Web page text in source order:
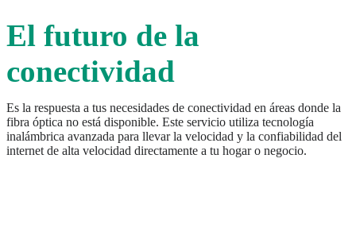
El futuro de la
conectividad
Es la respuesta a tus necesidades de conectividad en áreas donde la
fibra óptica no está disponible. Este servicio utiliza tecnología
inalámbrica avanzada para llevar la velocidad y la confiabilidad del
internet de alta velocidad directamente a tu hogar o negocio.